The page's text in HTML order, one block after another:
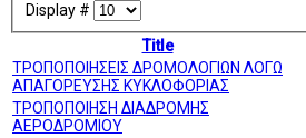
Display #
Title
ΤΡΟΠΟΠΟΙΗΣΕΙΣ ΔΡΟΜΟΛΟΓΙΩΝ ΛΟΓΩ
ΑΠΑΓΟΡΕΥΣΗΣ ΚΥΚΛΟΦΟΡΙΑΣ
ΤΡΟΠΟΠΟΙΗΣΗ ΔΙΑΔΡΟΜΗΣ
ΑΕΡΟΔΡΟΜΙΟΥ